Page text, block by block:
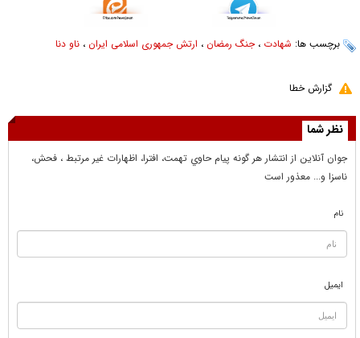
برچسب ها: شهادت ،جنگ رمضان ، ارتش جمهوری اسلامی ایران ، ناو دنا
گزارش خطا
نظر شما
جوان آنلاين از انتشار هر گونه پيام حاوي تهمت، افترا، اظهارات غير مرتبط ، فحش،
ناسزا و... معذور است
نام
ایمیل